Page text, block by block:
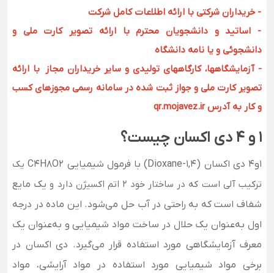
- خریداران شرکتی با ارائه اطلاعات کامل شرکت
- اساتید و دانشجویان محترم با ارائه تصویر کارت ملی و
دانشجوئی و یا نامه دانشگاه
- آزمایشگاهها، کارگاههای تولیدی و سایر خریداران مجاز با ارائه
تصویر کارت ملی و جواز ثبت شده در سامانه رسمی مجوزهای کسب
و کار به آدرس qr.mojavez.ir
1 و 4 دی اکسان چیست؟
1و4 دی اکسان (1,4-Dioxane) با فرمول شیمیایی C4H8O2
یک
ترکیب آلی است که در ساختار خود 2 اتم اکسیژن دارد و
یک مایع
شفاف است که به راحتی در آب حل می‌شود. این ماده در درجه
اول به‌عنوان یک حلال در ساخت مواد شیمیایی و به‌عنوان یک
معرف آزمایشگاهی مورد استفاده قرار می‌گیرد. دی اکسان در
برخی مواد شیمیایی مورد استفاده در مواد آرایشی، مواد